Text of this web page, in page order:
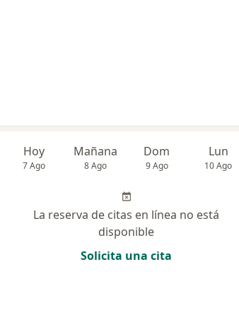
Hoy
7 Ago
Mañana
8 Ago
Dom
9 Ago
Lun
10 Ago
La reserva de citas en línea no está
disponible
Solicita una cita